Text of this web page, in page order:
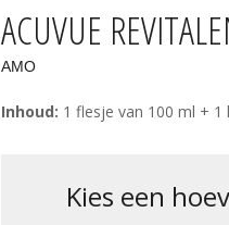
ACUVUE
AMO
Inhoud: 1 flesje van 100 ml + 1
kies een